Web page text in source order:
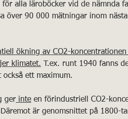
alla läroböcker vid de nämnda
över 90 000 mätningar inom
ökning av CO2-
klimatet. T.ex. runt 1940 fanns
ett maximum.
ger inte en förindustriell CO2-
är genomsnittet på 1800-